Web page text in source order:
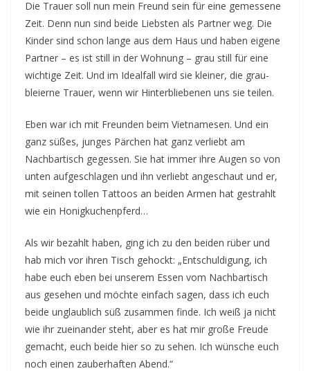
Die Trauer soll nun mein Freund sein für eine gemessene
Zeit. Denn nun sind beide Liebsten als Partner weg. Die
Kinder sind schon lange aus dem Haus und haben eigene
Partner – es ist still in der Wohnung – grau still für eine
wichtige Zeit. Und im Idealfall wird sie kleiner, die grau-
bleierne Trauer, wenn wir Hinterbliebenen uns sie teilen.
Eben war ich mit Freunden beim Vietnamesen. Und ein
ganz süßes, junges Pärchen hat ganz verliebt am
Nachbartisch gegessen. Sie hat immer ihre Augen so von
unten aufgeschlagen und ihn verliebt angeschaut und er,
mit seinen tollen Tattoos an beiden Armen hat gestrahlt
wie ein Honigkuchenpferd…
Als wir bezahlt haben, ging ich zu den beiden rüber und
hab mich vor ihren Tisch gehockt: „Entschuldigung, ich
habe euch eben bei unserem Essen vom Nachbartisch
aus gesehen und möchte einfach sagen, dass ich euch
beide unglaublich süß zusammen finde. Ich weiß ja nicht
wie ihr zueinander steht, aber es hat mir große Freude
gemacht, euch beide hier so zu sehen. Ich wünsche euch
noch einen zauberhaften Abend.“